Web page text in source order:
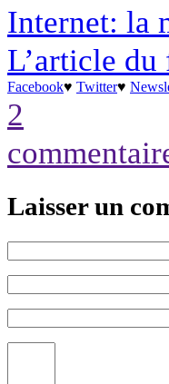
Internet: la
L’article du
Facebook♥ Twitter♥
2
Laisser un